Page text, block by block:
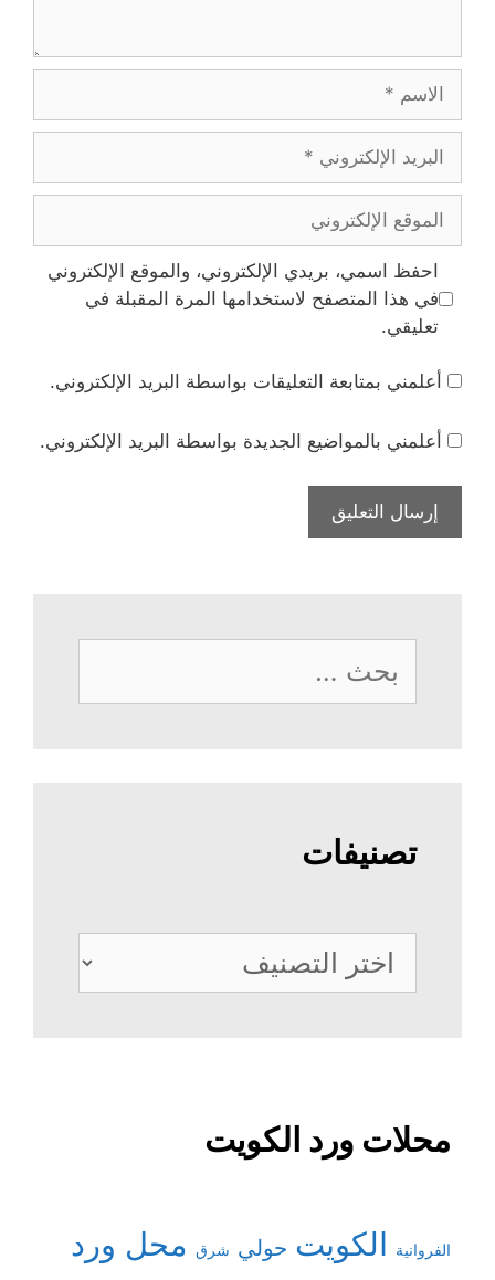
الإلكتروني
الإلكتروني
احفظ اسمي، بريدي الإلكتروني، والموقع الإلكتروني
في هذا المتصفح لاستخدامها المرة المقبلة في
تعليقي.
أعلمني بمتابعة التعليقات بواسطة البريد الإلكتروني.
أعلمني بالمواضيع الجديدة بواسطة البريد الإلكتروني.
البحث
عن:
تصنيفات
تصنيفات
محلات ورد الكويت
الفروانية الكويت حولي شرق محل ورد